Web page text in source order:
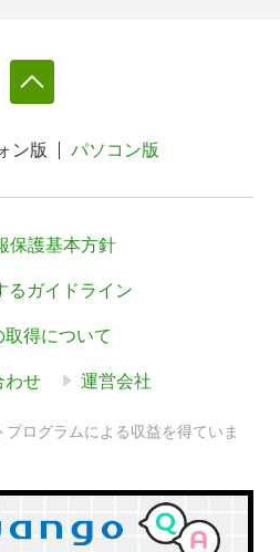
ン版 パソコン版
保護基本方針
るガイドライン
得について
わせ 運営会社
ログラムによる収益を得ていま